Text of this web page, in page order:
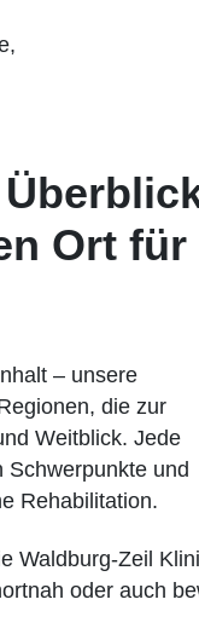
Ort für
– unsere
die zur
Weitblick. Jede
Schwerpunkte und
Rehabilitation.
Waldburg-Zeil
oder auch